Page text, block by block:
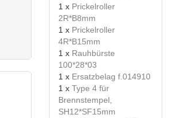
1 x Prickelroller
2R*B8mm
1 x Prickelroller
4R*B15mm
1 x Rauhbürste
100*28*03
1 x Ersatzbelag f.014910
1 x Type 4 für
Brennstempel,
SH12*SF15mm